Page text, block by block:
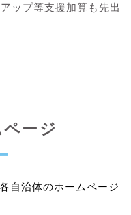
ップ等支援加算も先出
ージ
自治体のホームページ